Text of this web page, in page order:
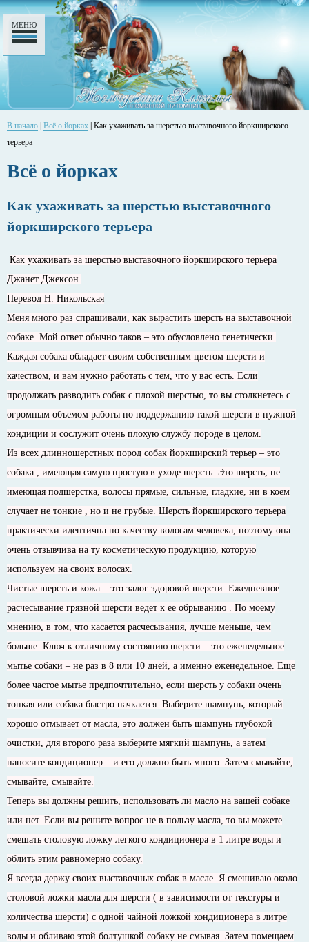
МЕНЮ
В начало Всё о йорках | Как ухаживать за шерстью выставочного йоркширского
терьера
Всё о йорках
Как ухаживать за шерстью выставочного
йоркширского терьера
Как ухаживать за шерстью выставочного йоркширского терьера
Джанет Джексон.
Перевод Н. Никольская
Меня много раз спрашивали, как вырастить шерсть на выставочной
собаке. Мой ответ обычно таков – это обусловлено генетически.
Каждая собака обладает своим собственным цветом шерсти и
качеством, и вам нужно работать с тем, что у вас есть. Если
продолжать разводить собак с плохой шерстью, то вы столкнетесь с
огромным объемом работы по поддержанию такой шерсти в нужной
кондиции и сослужит очень плохую службу породе в целом.
Из всех длинношерстных пород собак йоркширский терьер – это
собака , имеющая самую простую в уходе шерсть. Это шерсть, не
имеющая подшерстка, волосы прямые, сильные, гладкие, ни в коем
случает не тонкие , но и не грубые. Шерсть йоркширского терьера
практически идентична по качеству волосам человека, поэтому она
очень отзывчива на ту косметическую продукцию, которую
используем на своих волосах.
Чистые шерсть и кожа – это залог здоровой шерсти. Ежедневное
расчесывание грязной шерсти ведет к ее обрыванию . По моему
мнению, в том, что касается расчесывания, лучше меньше, чем
больше. Ключ к отличному состоянию шерсти – это еженедельное
мытье собаки – не раз в 8 или 10 дней, а именно еженедельное. Еще
более частое мытье предпочтительно, если шерсть у собаки очень
тонкая или собака быстро пачкается. Выберите шампунь, который
хорошо отмывает от масла, это должен быть шампунь глубокой
очистки, для второго раза выберите мягкий шампунь, а затем
наносите кондиционер – и его должно быть много. Затем смывайте,
смывайте, смывайте.
Теперь вы должны решить, использовать ли масло на вашей собаке
или нет. Если вы решите вопрос не в пользу масла, то вы можете
смешать столовую ложку легкого кондиционера в 1 литре воды и
облить этим равномерно собаку.
Я всегда держу своих выставочных собак в масле. Я смешиваю около
столовой ложки масла для шерсти ( в зависимости от текстуры и
количества шерсти) с одной чайной ложкой кондиционера в литре
воды и обливаю этой болтушкой собаку не смывая. Затем помещаем